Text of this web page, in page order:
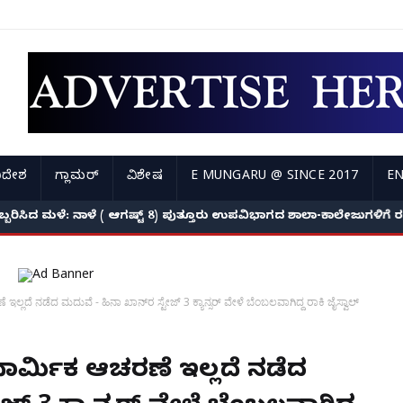
ಗ್ಲಾಮರ್ ವಿಶೇಷ E MUNGARU @ SINCE 2017
ಮಳೆ: ನಾಳೆ ( ಆಗಷ್ಟ್ 8) ಪುತ್ತೂರು ಉಪವಿಭಾಗದ ಶಾಲಾ-
ನಡೆದ ಮದುವೆ - ಹಿನಾ ಖಾನ್‌ರ ಸ್ಟೇಜ್ 3 ಕ್ಯಾನ್ಸರ್ ವೇಳೆ ಬೆಂಬಲವಾಗಿದ್ದ ರಾಕಿ ಜೈಸ್ವಾಲ್
ಆಚರಣೆ ಇಲ್ಲದೆ ನಡೆದ